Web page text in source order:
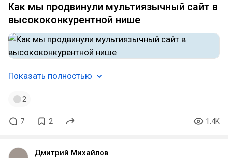
Как мы продвинули мультиязычный сайт в
высококонкурентной нише
Показать полностью
2
7 2 1.4K
Дмитрий Михайлов